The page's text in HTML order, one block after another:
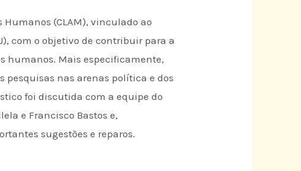
(CLAM), vinculado ao
com o objetivo de contribuir para a
humanos. Mais especificamente,
pesquisas nas arenas política e dos
foi discutida com a equipe do
e Francisco Bastos e,
sugestões e reparos.